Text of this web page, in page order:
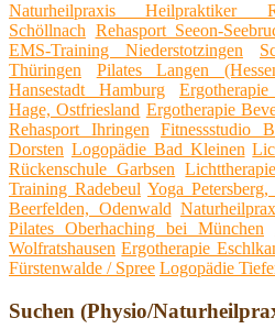
Naturheilpraxis Heilpraktiker
Schöllnach Rehasport Seeon-
EMS-Training Niederstotzingen
Thüringen
Pilates Langen
Hansestadt Hamburg
Hage, Ostfriesland Ergotherapie
Rehasport Ihringen
Fitnessstudio
Dorsten Logopädie Bad Kleinen
Rückenschule Garbsen
Training Radebeul Yoga
Beerfelden, Odenwald
Pilates Oberhaching bei München
Wolfratshausen Ergotherapie
Fürstenwalde / Spree Logopädie
Suchen (Physio/